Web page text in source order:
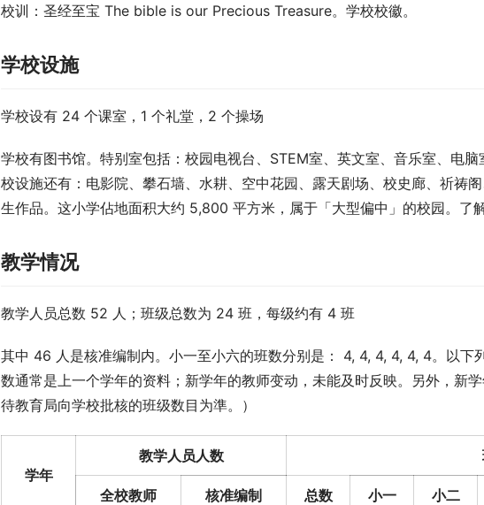
校训：圣经至宝 The bible is our Precious Treasure。学校校徽。
学校设施
学校设有 24 个课室，1 个礼堂，2 个操场
学校有图书馆。特别室包括：校园电视台、STEM室、英文室、音乐室、电
校设施还有：电影院、攀石墙、水耕、空中花园、露天剧场、校史廊、祈祷
生作品。这小学佔地面积大约 5,800 平方米，属于「大型偏中」的校园。了
教学情况
教学人员总数 52 人；班级总数为 24 班，每级约有 4 班
其中 46 人是核准编制内。小一至小六的班数分别是： 4, 4, 4, 4, 4, 4。以下
数通常是上一个学年的资料；新学年的教师变动，未能及时反映。另外，新
待教育局向学校批核的班级数目为準。）
学年
教学人员人数
全校教师 核准编制 总数 小一 小二